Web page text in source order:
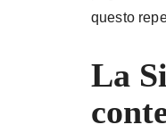
questo
La